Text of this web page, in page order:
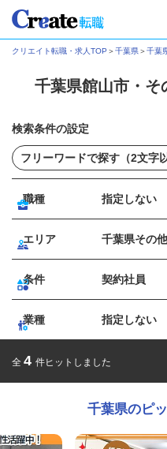
クリエイト転職・求人TOP ＞千葉県＞千葉
千葉県館山市・そ
検索条件の設定
職種 指定しない
エリア 千葉県その
条件 契約社員
業種 指定しない
全 4 件ヒットしました
千葉県のピ